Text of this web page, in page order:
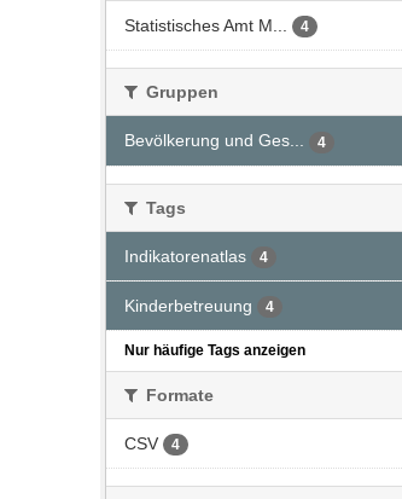
Statistisches Amt M... 4
Gruppen
Bevölkerung und Ges... 4
Tags
Indikatorenatlas 4
Kinderbetreuung 4
Nur häufige Tags anzeigen
Formate
CSV 4